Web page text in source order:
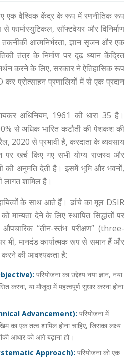
एक वैश्विक केंद्र के रूप में रणनीतिक रूप
फार्मास्युटिकल, सॉफ्टवेयर और विनिर्माण
तकनीकी आत्मनिर्भरता, ज्ञान सृजन और एक
तंत्र के निर्माण पर दृढ़ ध्यान केंद्रित
करने के लिए, सरकार ने ऐतिहासिक रूप
प्रोत्साहन प्रणालियों में से एक प्रदान
अधिनियम, 1961 की धारा 35 है।
से अधिक भारित कटौती की पेशकश की
2020 से प्रभावी है, करदाता के व्यवसाय
पर खर्च किए गए सभी योग्य राजस्व और
की अनुमति देती है। इसमें भूमि और भवनों,
शामिल है।
के साथ आते हैं। ढांचे का मूल DSIR
मान्यता देने के लिए स्थापित सिद्धांतों पर
“तीन-स्तंभ परीक्षण” (three-
भी, मानदंड कार्यात्मक रूप से समान हैं और
करने की आवश्यकता है:
परियोजना का उद्देश्य नया ज्ञान, नया
करना, या मौजूदा में महत्वपूर्ण सुधार करना होना
Advancement): परियोजना में
का एक तत्व शामिल होना चाहिए, जिसका लक्ष्य
आधार को आगे बढ़ाना हो।
Approach): परियोजना को एक